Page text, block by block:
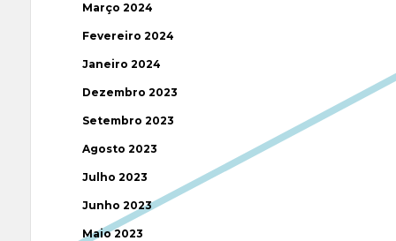
Março 2024
Fevereiro 2024
Janeiro 2024
Dezembro 2023
Setembro 2023
Agosto 2023
Julho 2023
Junho 2023
Maio 2023